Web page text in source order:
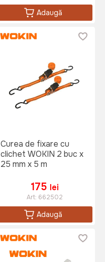
Adaugă
Curea de fixare cu
clichet WOKIN 2 buc x
25 mm x 5 m
175 lei
Art: 662502
Adaugă